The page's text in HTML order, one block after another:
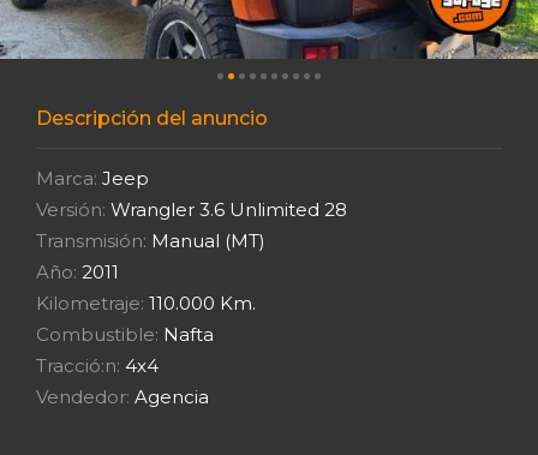
Descripción del anuncio
Marca: Jeep
Versión: Wrangler 3.6 Unlimited 28
Transmisión: Manual (MT)
Año: 2011
Kilometraje: 110.000 Km.
Combustible: Nafta
Tracció:n: 4x4
Vendedor: Agencia